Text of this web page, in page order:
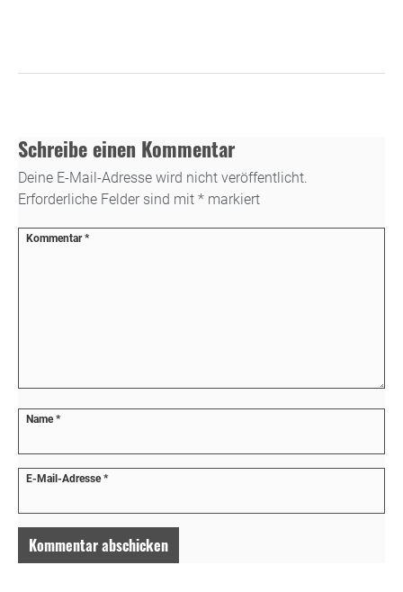
Schreibe einen Kommentar
Deine E-Mail-Adresse wird nicht veröffentlicht.
Erforderliche Felder sind mit * markiert
Kommentar*
Name*
E-Mail-Adresse*